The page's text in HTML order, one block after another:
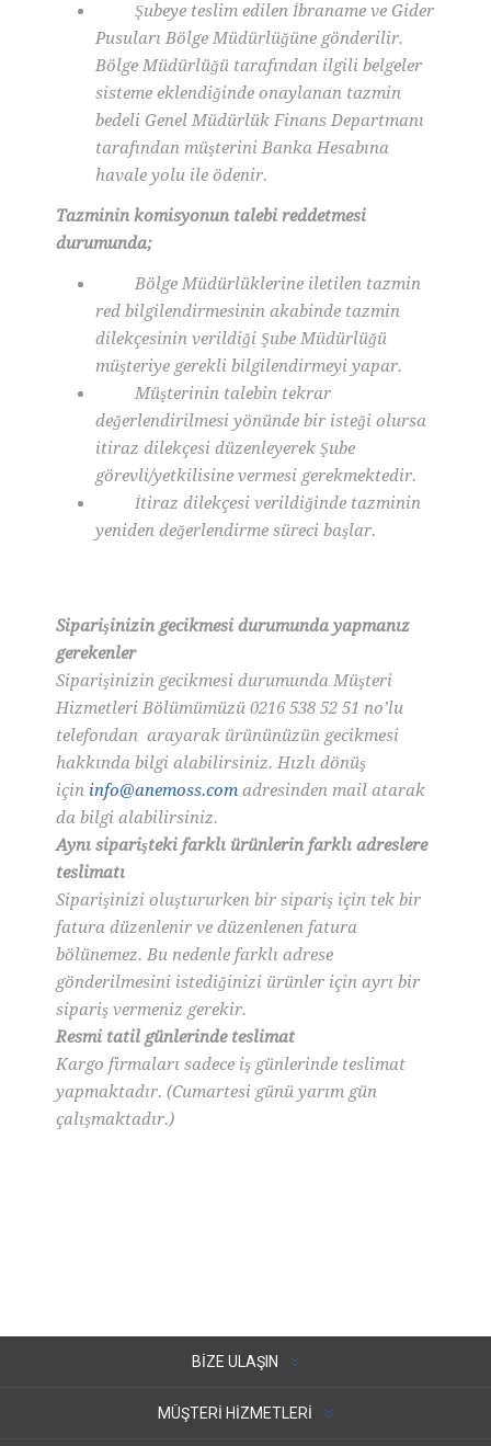
Şubeye teslim edilen İbraname ve Gider
Pusuları Bölge Müdürlüğüne gönderilir.
Bölge Müdürlüğü tarafından ilgili belgeler
sisteme eklendiğinde onaylanan tazmin
bedeli Genel Müdürlük Finans Departmanı
tarafından müşterini Banka Hesabına
havale yolu ile ödenir.
Tazminin komisyonun talebi reddetmesi
durumunda;
Bölge Müdürlüklerine iletilen tazmin
red bilgilendirmesinin akabinde tazmin
dilekçesinin verildiği Şube Müdürlüğü
müşteriye gerekli bilgilendirmeyi yapar.
Müşterinin talebin tekrar
değerlendirilmesi yönünde bir isteği olursa
itiraz dilekçesi düzenleyerek Şube
görevli/yetkilisine vermesi gerekmektedir.
İtiraz dilekçesi verildiğinde tazminin
yeniden değerlendirme süreci başlar.
Siparişinizin gecikmesi durumunda yapmanız
gerekenler
Siparişinizin gecikmesi durumunda Müşteri
Hizmetleri Bölümümüzü 0216 538 52 51 no’lu
telefondan arayarak ürününüzün gecikmesi
hakkında bilgi alabilirsiniz. Hızlı dönüş
için info@anemoss.com adresinden mail atarak
da bilgi alabilirsiniz.
Aynı siparişteki farklı ürünlerin farklı adreslere
teslimatı
Siparişinizi oluştururken bir sipariş için tek bir
fatura düzenlenir ve düzenlenen fatura
bölünemez. Bu nedenle farklı adrese
gönderilmesini istediğinizi ürünler için ayrı bir
sipariş vermeniz gerekir.
Resmi tatil günlerinde teslimat
Kargo firmaları sadece iş günlerinde teslimat
yapmaktadır. (Cumartesi günü yarım gün
çalışmaktadır.)
BIZE ULAŞIN
MÜŞTERI HIZMETLERI